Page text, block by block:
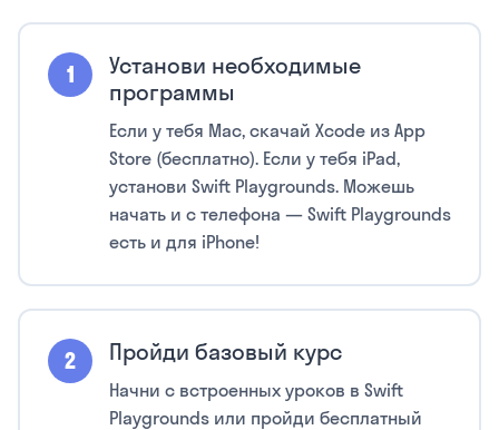
Установи необходимые
программы
Если у тебя Mac, скачай Xcode из App
Store (бесплатно). Если у тебя iPad,
установи Swift Playgrounds. Можешь
начать и с телефона — Swift Playgrounds
есть и для iPhone!
Пройди базовый курс
Начни с встроенных уроков в Swift
Playgrounds или пройди бесплатный